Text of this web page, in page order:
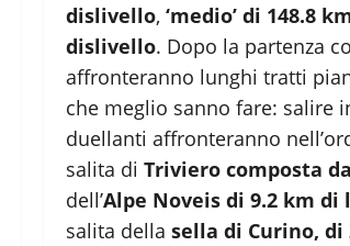
dislivello, ‘medio’ di 148.8
dislivello. Dopo la partenza
affronteranno lunghi tratti
che meglio sanno fare: salire
duellanti affronteranno
salita di Triviero composta
dell’Alpe Noveis di 9.2 km di
salita della sella di Curino, di